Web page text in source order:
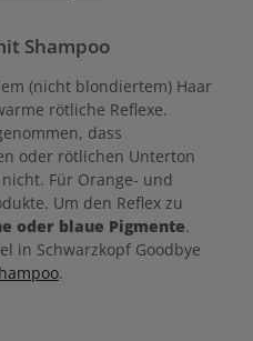
Shampoo
(nicht blondiertem) Haar
rötliche Reflexe.
dass
oder rötlichen Unterton
Für Orange- und
Um den Reflex zu
oder blaue Pigmente.
in Schwarzkopf Goodbye
.